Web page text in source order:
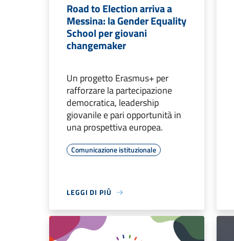
Road to Election arriva a
Messina: la Gender Equality
School per giovani
changemaker
Un progetto Erasmus+ per
rafforzare la partecipazione
democratica, leadership
giovanile e pari opportunità in
una prospettiva europea.
Comunicazione istituzionale
LEGGI DI PIÙ